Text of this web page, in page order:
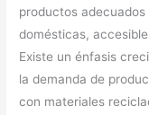
productos
domésticas,
Existe un énfasis
la demanda de
con materiales